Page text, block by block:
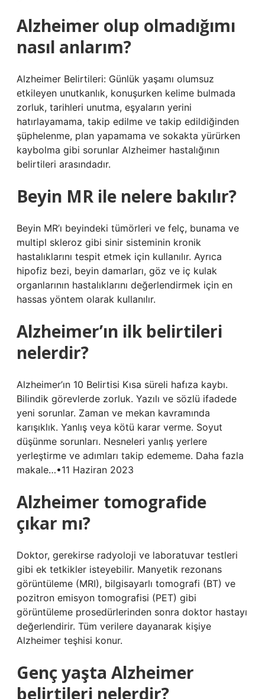
Alzheimer olup olmadığımı
nasıl anlarım?
Alzheimer Belirtileri: Günlük yaşamı olumsuz
etkileyen unutkanlık, konuşurken kelime bulmada
zorluk, tarihleri ​​unutma, eşyaların yerini
hatırlayamama, takip edilme ve takip edildiğinden
şüphelenme, plan yapamama ve sokakta yürürken
kaybolma gibi sorunlar Alzheimer hastalığının
belirtileri arasındadır.
Beyin MR ile nelere bakılır?
Beyin MR’ı beyindeki tümörleri ve felç, bunama ve
multipl skleroz gibi sinir sisteminin kronik
hastalıklarını tespit etmek için kullanılır. Ayrıca
hipofiz bezi, beyin damarları, göz ve iç kulak
organlarının hastalıklarını değerlendirmek için en
hassas yöntem olarak kullanılır.
Alzheimer’ın ilk belirtileri
nelerdir?
Alzheimer’ın 10 Belirtisi Kısa süreli hafıza kaybı.
Bilindik görevlerde zorluk. Yazılı ve sözlü ifadede
yeni sorunlar. Zaman ve mekan kavramında
karışıklık. Yanlış veya kötü karar verme. Soyut
düşünme sorunları. Nesneleri yanlış yerlere
yerleştirme ve adımları takip edememe. Daha fazla
makale…•11 Haziran 2023
Alzheimer tomografide
çıkar mı?
Doktor, gerekirse radyoloji ve laboratuvar testleri
gibi ek tetkikler isteyebilir. Manyetik rezonans
görüntüleme (MRI), bilgisayarlı tomografi (BT) ve
pozitron emisyon tomografisi (PET) gibi
görüntüleme prosedürlerinden sonra doktor hastayı
değerlendirir. Tüm verilere dayanarak kişiye
Alzheimer teşhisi konur.
Genç yaşta Alzheimer
belirtileri nelerdir?